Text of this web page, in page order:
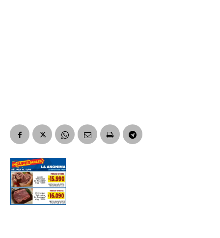
Nombre
Apellidos
Número de teléfono